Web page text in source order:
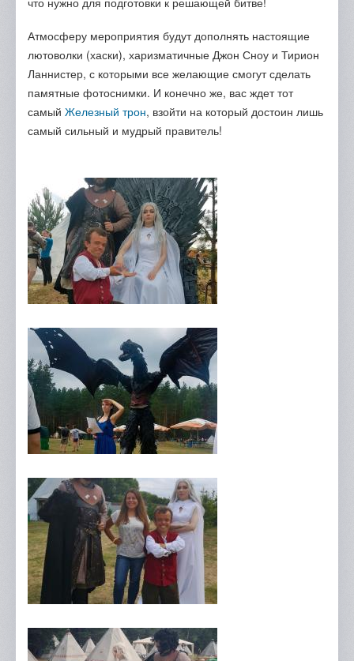
Атмосферу мероприятия будут дополнять настоящие
лютоволки (хаски), харизматичные Джон Сноу и Тирион
Ланнистер, с которыми все желающие смогут сделать
памятные фотоснимки. И конечно же, вас ждет тот
самый Железный трон, взойти на который достоин лишь
самый сильный и мудрый правитель!